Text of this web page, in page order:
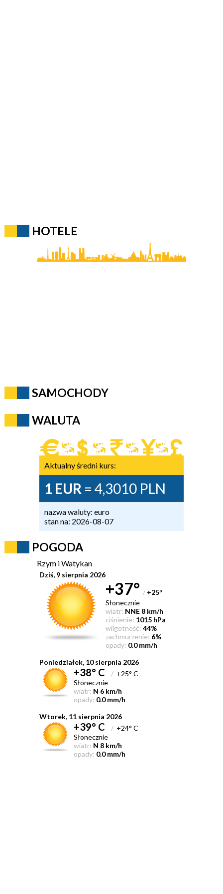
HOTELE
SAMOCHODY
WALUTA
Aktualny średni kurs:
1 EUR = 4,3010 PLN
nazwa waluty: euro
stan na: 2026-08-07
POGODA
Rzym i Watykan
Dziś, 9 sierpnia 2026
+37° / +25°
Słonecznie
wiatr: NNE 8 km/h
ciśnienie: 1015 hPa
wilgotność: 44%
zachmurzenie: 6%
opady: 0.0 mm/h
Poniedziałek, 10 sierpnia 2026
+38° C /+25° C
Słonecznie
wiatr: N 6 km/h
opady: 0.0 mm/h
Wtorek, 11 sierpnia 2026
+39° C /+24° C
Słonecznie
wiatr: N 8 km/h
opady: 0.0 mm/h